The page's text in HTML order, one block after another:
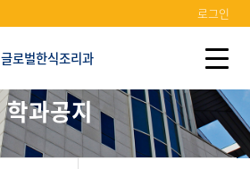
로그인
글로벌한식조리과
학과공지